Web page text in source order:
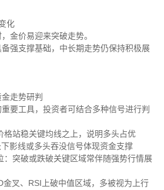
化
金价易迎来突破走势。
强支撑基础，中长期走势仍保持积极展
走势研判
要工具，投资者可结合多种信号进行判
站稳关键均线之上，说明多头占优
影线或多头吞没信号体现资金支撑
突破或跌破关键区域常伴随强势行情展
叉、RSI上破中值区域，多被视为上行